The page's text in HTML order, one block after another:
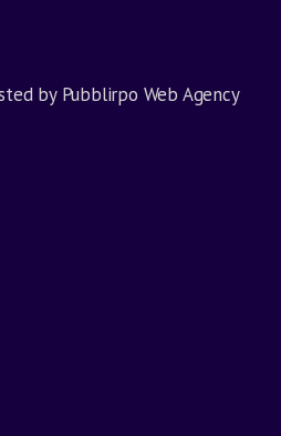
by Pubblirpo Web Agency